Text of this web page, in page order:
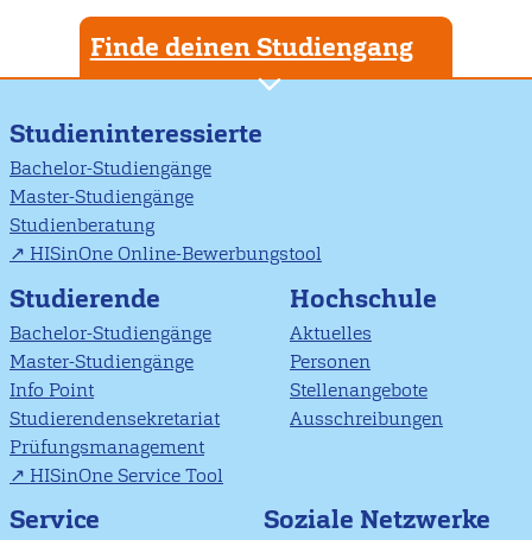
Finde deinen Studiengang
Studieninteressierte
Bachelor-Studiengänge
Master-Studiengänge
Studienberatung
HISinOne Online-Bewerbungstool
Studierende
Bachelor-Studiengänge
Master-Studiengänge
Info Point
Studierendensekretariat
Prüfungsmanagement
HISinOne Service Tool
Hochschule
Aktuelles
Personen
Stellenangebote
Ausschreibungen
Service Soziale Netzwerke